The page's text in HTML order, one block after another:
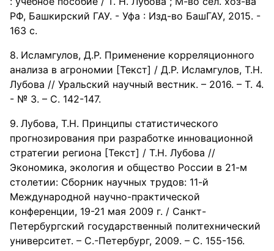
РФ, Башкирский ГАУ. - Уфа : Изд-во БашГАУ, 2015. -
163 с.
Исламгулов, Д.Р. Применение корреляционного
анализа в агрономии [Текст] / Д.Р. Исламгулов, Т.Н.
Лубова // Уральский научный вестник. – 2016. – Т. 4.
- № 3. – С. 142-147.
Лубова, Т.Н. Принципы статистического
прогнозирования при разработке инновационной
стратегии региона [Текст] / Т.Н. Лубова //
Экономика, экология и общество России в 21-м
столетии: Сборник научных трудов: 11-й
Международной научно-практической
конференции, 19-21 мая 2009 г. / Санкт-
Петербургский государственный политехнический
университет. – С.-Петербург, 2009. – С. 155-156.